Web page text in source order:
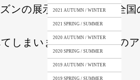
2021 AUTUMN / WINTER
2021 SPRING / SUMMER
2020 AUTUMN / WINTER
2020 SPRING / SUMMER
2019 AUTUMN / WINTER
2019 SPRING / SUMMER
ズンの展示会も終わり、全
しまいましたが、多くの